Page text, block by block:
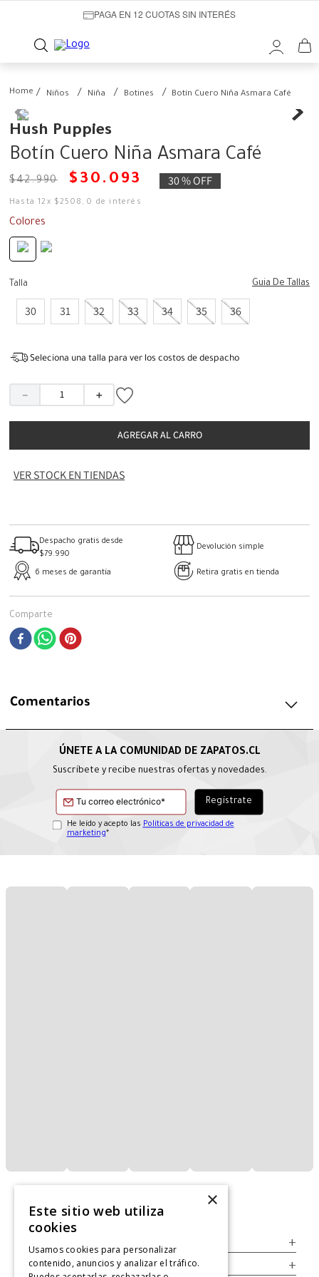
PAGA EN 12 CUOTAS SIN INTERÉS
Niños Niña Botines Botín Cuero Niña Asmara Café
Hush Puppies
Botín Cuero Niña Asmara Café
$42.990 $ 30 . 093 30 %OFF
Hasta12 x $2508 ,0 de interés
Colores
Talla Guia De Tallas
30 31 32 33 34 35 36
Seleciona una talla para ver los costos de despacho
＋
－
AGREGAR AL CARRO
VER STOCK EN TIENDAS
Despacho gratis desde
$79.990
Devolución simple
6 meses de garantía Retira gratis en tienda
Comparte
Comentarios
Suscríbete y recibe nuestras ofertas y novedades.
He leído y acepto las Políticas de privacidad de
marketing*
+
Legal +
×
Este sitio web utiliza
cookies
Usamos cookies para personalizar
contenido, anuncios y analizar el tráfico.